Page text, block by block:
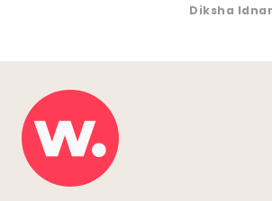
Diksha